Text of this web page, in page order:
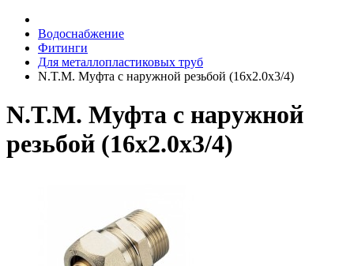
Водоснабжение
Фитинги
Для металлопластиковых труб
N.T.M. Муфта с наружной резьбой (16х2.0х3/4)
N.T.M. Муфта с наружной
резьбой (16х2.0х3/4)